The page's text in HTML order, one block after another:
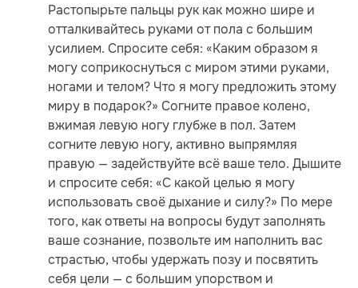
Растопырьте пальцы рук как можно шире и
отталкивайтесь руками от пола с большим
усилием. Спросите себя: «Каким образом я
могу соприкоснуться с миром этими руками,
ногами и телом? Что я могу предложить этому
миру в подарок?» Согните правое колено,
вжимая левую ногу глубже в пол. Затем
согните левую ногу, активно выпрямляя
правую — задействуйте всё ваше тело. Дышите
и спросите себя: «С какой целью я могу
использовать своё дыхание и силу?» По мере
того, как ответы на вопросы будут заполнять
ваше сознание, позвольте им наполнить вас
страстью, чтобы удержать позу и посвятить
себя цели — с большим упорством и